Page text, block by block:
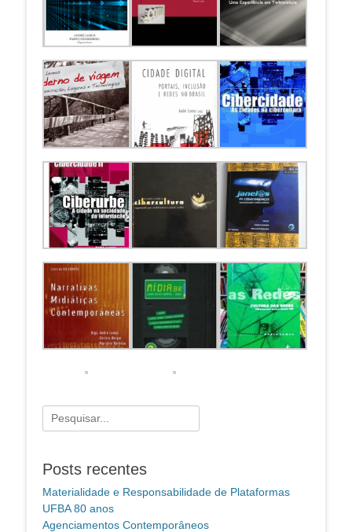
Pesquisar
por:
Posts recentes
Materialidade e Responsabilidade de Plataformas
UFBA 80 anos
Agenciamentos Contemporâneos